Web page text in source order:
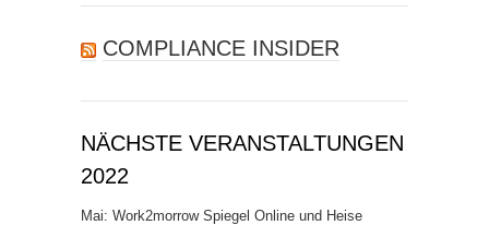
COMPLIANCE INSIDER
NÄCHSTE VERANSTALTUNGEN
2022
Mai: Work2morrow Spiegel Online und Heise